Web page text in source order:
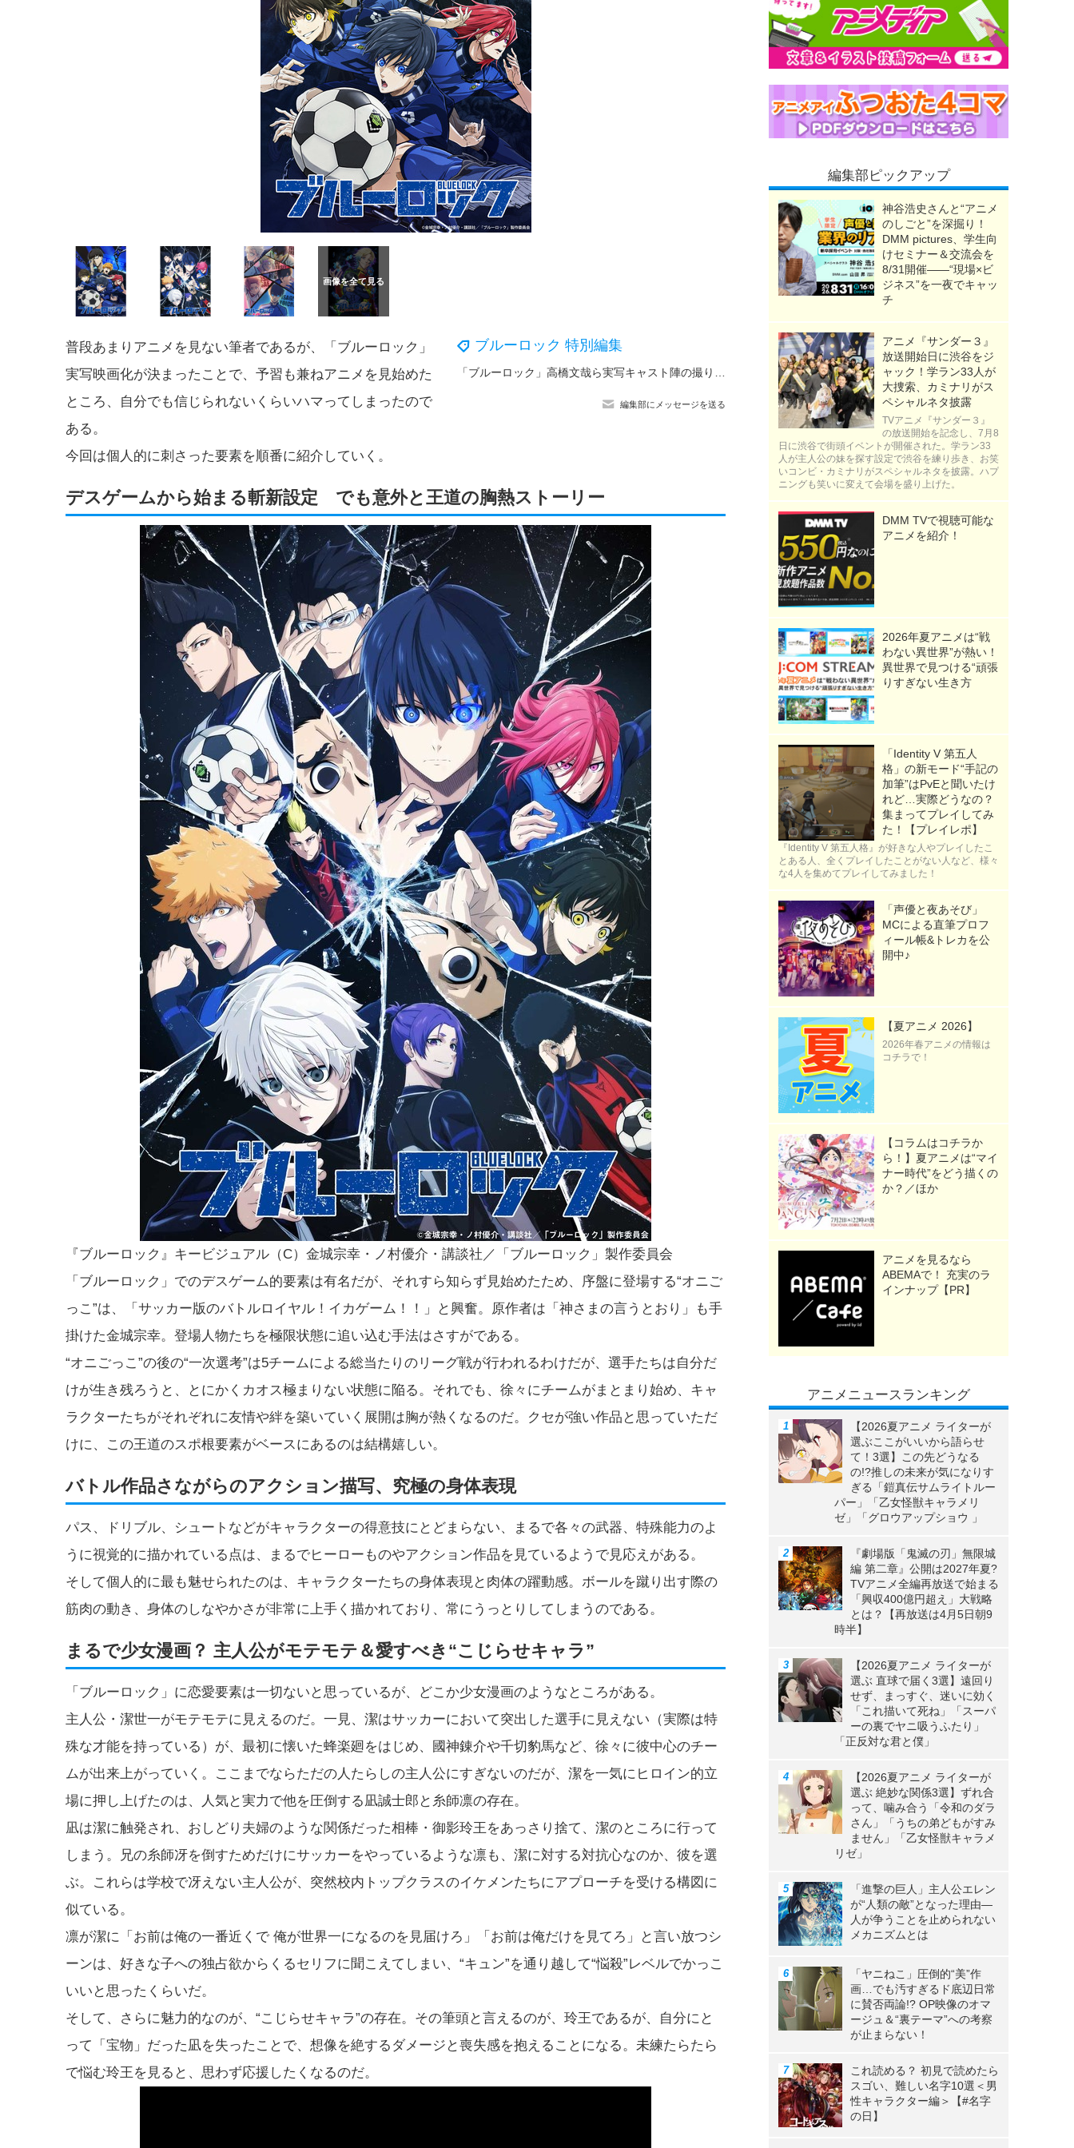
ブルーロック 特別編集
編集部にメッセージを送る
普段あまりアニメを見ない筆者であるが、「ブルーロック」
実写映画化が決まったことで、予習も兼ねアニメを見始めた
ところ、自分でも信じられないくらいハマってしまったので
ある。
今回は個人的に刺さった要素を順番に紹介していく。
デスゲームから始まる斬新設定 でも意外と王道の胸熱ストーリー
『ブルーロック』キービジュアル（C）金城宗幸・ノ村優介・講談社／「ブルーロック」製作委員会
「ブルーロック」でのデスゲーム的要素は有名だが、それすら知らず見始めたため、序盤に登場する“オニご
っこ”は、「サッカー版のバトルロイヤル！イカゲーム！！」と興奮。原作者は「神さまの言うとおり」も手
掛けた金城宗幸。登場人物たちを極限状態に追い込む手法はさすがである。
“オニごっこ”の後の“一次選考”は5チームによる総当たりのリーグ戦が行われるわけだが、選手たちは自分だ
けが生き残ろうと、とにかくカオス極まりない状態に陥る。それでも、徐々にチームがまとまり始め、キャ
ラクターたちがそれぞれに友情や絆を築いていく展開は胸が熱くなるのだ。クセが強い作品と思っていただ
けに、この王道のスポ根要素がベースにあるのは結構嬉しい。
バトル作品さながらのアクション描写、究極の身体表現
パス、ドリブル、シュートなどがキャラクターの得意技にとどまらない、まるで各々の武器、特殊能力のよ
うに視覚的に描かれている点は、まるでヒーローものやアクション作品を見ているようで見応えがある。
そして個人的に最も魅せられたのは、キャラクターたちの身体表現と肉体の躍動感。ボールを蹴り出す際の
筋肉の動き、身体のしなやかさが非常に上手く描かれており、常にうっとりしてしまうのである。
まるで少女漫画？ 主人公がモテモテ＆愛すべき“こじらせキャラ”
「ブルーロック」に恋愛要素は一切ないと思っているが、どこか少女漫画のようなところがある。
主人公・潔世一がモテモテに見えるのだ。一見、潔はサッカーにおいて突出した選手に見えない（実際は特
殊な才能を持っている）が、最初に懐いた蜂楽廻をはじめ、國神錬介や千切豹馬など、徐々に彼中心のチー
ムが出来上がっていく。ここまでならただの人たらしの主人公にすぎないのだが、潔を一気にヒロイン的立
場に押し上げたのは、人気と実力で他を圧倒する凪誠士郎と糸師凛の存在。
凪は潔に触発され、おしどり夫婦のような関係だった相棒・御影玲王をあっさり捨て、潔のところに行って
しまう。兄の糸師冴を倒すためだけにサッカーをやっているような凛も、潔に対する対抗心なのか、彼を選
ぶ。これらは学校で冴えない主人公が、突然校内トップクラスのイケメンたちにアプローチを受ける構図に
似ている。
凛が潔に「お前は俺の一番近くで 俺が世界一になるのを見届けろ」「お前は俺だけを見てろ」と言い放つシ
ーンは、好きな子への独占欲からくるセリフに聞こえてしまい、“キュン”を通り越して“悩殺”レベルでかっこ
いいと思ったくらいだ。
そして、さらに魅力的なのが、“こじらせキャラ”の存在。その筆頭と言えるのが、玲王であるが、自分にと
って「宝物」だった凪を失ったことで、想像を絶するダメージと喪失感を抱えることになる。未練たらたら
で悩む玲王を見ると、思わず応援したくなるのだ。
編集部ピックアップ
神谷浩史さんと“アニメ
のしごと”を深掘り！
DMM pictures、学生向
けセミナー＆交流会を
8/31開催――“現場×ビ
ジネス”を一夜でキャッ
チ
アニメ『サンダー３』
放送開始日に渋谷をジ
ャック！学ラン33人が
大捜索、カミナリがス
ペシャルネタ披露
TVアニメ『サンダー３』
の放送開始を記念し、7月8
日に渋谷で街頭イベントが開催された。学ラン33
人が主人公の妹を探す設定で渋谷を練り歩き、お笑
いコンビ・カミナリがスペシャルネタを披露。ハプ
ニングも笑いに変えて会場を盛り上げた。
DMM TVで視聴可能な
アニメを紹介！
2026年夏アニメは“戦
わない異世界”が熱い！
異世界で見つける“頑張
りすぎない生き方
「Identity V 第五人
格」の新モード“手記の
加筆”はPvEと聞いたけ
れど…実際どうなの？
集まってプレイしてみ
た！【プレイレポ】
『Identity V 第五人格』が好きな人やプレイしたこ
とある人、全くプレイしたことがない人など、様々
な4人を集めてプレイしてみました！
「声優と夜あそび」
MCによる直筆プロフ
ィール帳&トレカを公
開中♪
【夏アニメ 2026】
2026年春アニメの情報は
コチラで！
【コラムはコチラか
ら！】夏アニメは“マイ
ナー時代”をどう描くの
か？／ほか
アニメを見るなら
ABEMAで！ 充実のラ
インナップ【PR】
アニメニュースランキング
【2026夏アニメ ライターが
選ぶここがいいから語らせ
て！3選】この先どうなる
の!?推しの未来が気になりす
ぎる「鎧真伝サムライトルー
パー」「乙女怪獣キャラメリ
ゼ」「グロウアップショウ 」
『劇場版「鬼滅の刃」無限城
編 第二章』公開は2027年夏?
TVアニメ全編再放送で始まる
「興収400億円超え」大戦略
とは？【再放送は4月5日朝9
時半】
【2026夏アニメ ライターが
選ぶ 直球で届く3選】遠回り
せず、まっすぐ、迷いに効く
「これ描いて死ね」「スーパ
ーの裏でヤニ吸うふたり」
「正反対な君と僕」
【2026夏アニメ ライターが
選ぶ 絶妙な関係3選】ずれ合
って、噛み合う「令和のダラ
さん」「うちの弟どもがすみ
ません」「乙女怪獣キャラメ
リゼ」
「進撃の巨人」主人公エレン
が“人類の敵”となった理由―
人が争うことを止められない
メカニズムとは
「ヤニねこ」圧倒的“美”作
画…でも汚すぎるド底辺日常
に賛否両論!? OP映像のオマ
ージュ＆“裏テーマ”への考察
が止まらない！
これ読める？ 初見で読めたら
スゴい、難しい名字10選＜男
性キャラクター編＞【#名字
の日】